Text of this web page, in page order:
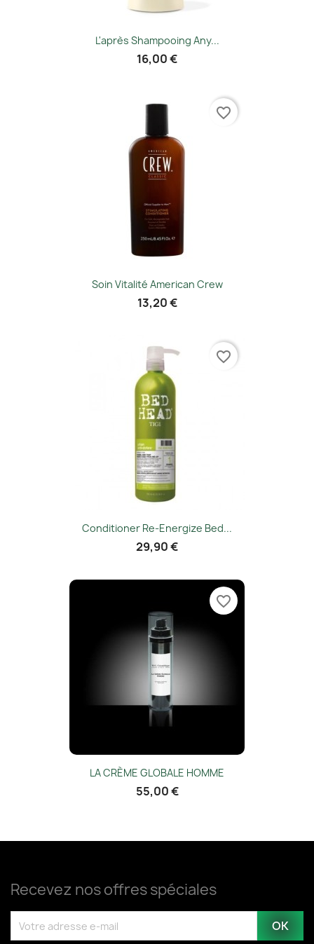
L'après Shampooing Any...
16,00 €
Soin Vitalité American Crew
13,20 €
favorite_border
Conditioner Re-Energize Bed...
29,90 €
favorite_border
LA CRÈME GLOBALE HOMME
55,00 €
favorite_border
Recevez nos offres spéciales